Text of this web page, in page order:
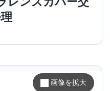
画像を拡大